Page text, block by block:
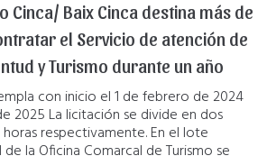
Cinca/ Baix Cinca destina más de
el Servicio de atención de
y Turismo durante un año
con inicio el 1 de febrero de 2024
2025 La licitación se divide en dos
respectivamente. En el lote